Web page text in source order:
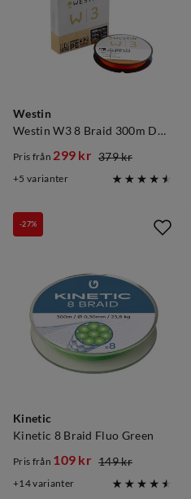
Westin
Westin W3 8 Braid 300m Dutch Orange
discounted
Pris från 299 kr
original
379 kr
5 varianter
Kinetic
Kinetic 8 Braid Fluo Green
-27%
discounted
Pris från 109 kr
original
149 kr
14varianter